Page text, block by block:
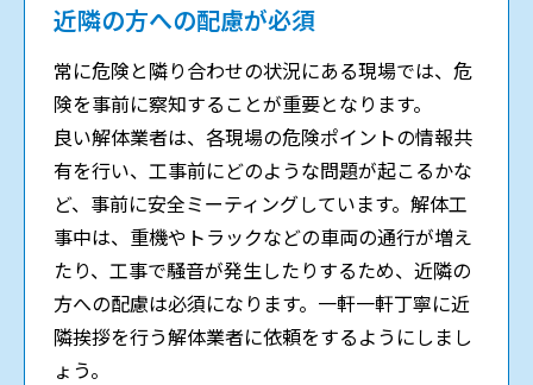
近隣の方への配慮が必須
常に危険と隣り合わせの状況にある現場では、危
険を事前に察知することが重要となります。
良い解体業者は、各現場の危険ポイントの情報共
有を行い、工事前にどのような問題が起こるかな
ど、事前に安全ミーティングしています。解体工
事中は、重機やトラックなどの車両の通行が増え
たり、工事で騒音が発生したりするため、近隣の
方への配慮は必須になります。一軒一軒丁寧に近
隣挨拶を行う解体業者に依頼をするようにしまし
ょう。